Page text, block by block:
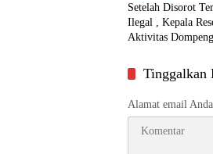
Setelah Disorot
Ilegal , Kepala
Aktivitas
Tinggalkan
Alamat email